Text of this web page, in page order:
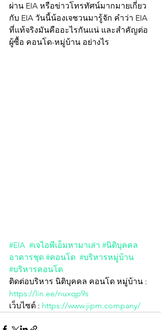
ผ่าน EIA หรือข่าวโทรทัศน์มากมายเกี่ยว
กับ EIA วันนี้น้องเจชวนมารู้จัก คำว่า EIA
ที่แท้จริงมันคืออะไรกันแน่ และสำคัญต่อ
ผู้ซื้อ คอนโด-หมู่บ้าน อย่างไร
#EIA #เจไอพีเอ็มหามาเล่า #นิติบุคคล
อาคารชุด #คอนโด #บริหารหมู่บ้าน
#บริหารคอนโด
ติดต่อบริหาร นิติบุคคล คอนโด หมู่บ้าน :
https://lin.ee/nuxqp9s
เว็บไซต์ : https://www.jipm.company/